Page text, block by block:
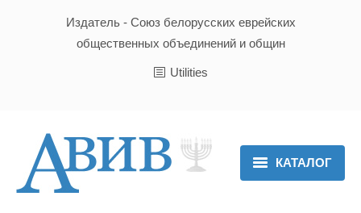
Издатель - Союз белорусских еврейских
общественных объединений и общин
Utilities
КАТАЛОГ